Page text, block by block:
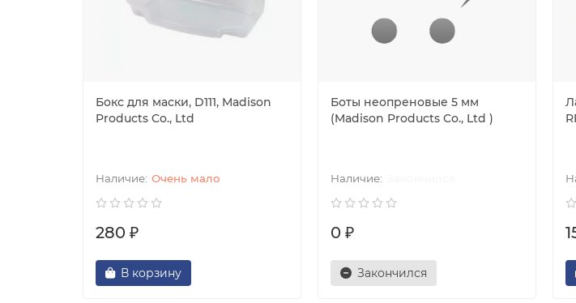
Бокс для маски, D111, Madison
Products Co., Ltd
Очень мало
280 ₽
В корзину
Боты неопреновые 5 мм
(Madison Products Co., Ltd )
0 ₽
Закончился